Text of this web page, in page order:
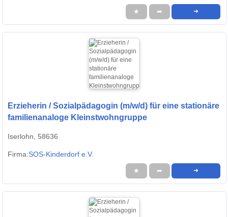
★ ➦ ➜
Erzieherin / Sozialpädagogin (m/w/d) für eine stationäre
familienanaloge Kleinstwohngruppe
Iserlohn, 58636
Firma:SOS-Kinderdorf e.V.
★ ➦ ➜